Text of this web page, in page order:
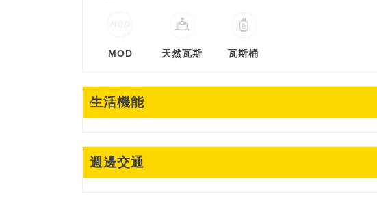
MOD 天然瓦斯 瓦斯桶
生活機能
週邊交通